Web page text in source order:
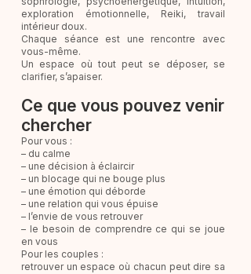
exploration émotionnelle, Reiki, travail
intérieur doux.
Chaque séance est une rencontre avec
vous-même.
Un espace où tout peut se déposer, se
clarifier, s’apaiser.
Ce que vous pouvez venir
chercher
Pour vous :
– du calme
– une décision à éclaircir
– un blocage qui ne bouge plus
– une émotion qui déborde
– une relation qui vous épuise
– l’envie de vous retrouver
– le besoin de comprendre ce qui se joue
en vous
Pour les couples :
retrouver un espace où chacun peut dire sa